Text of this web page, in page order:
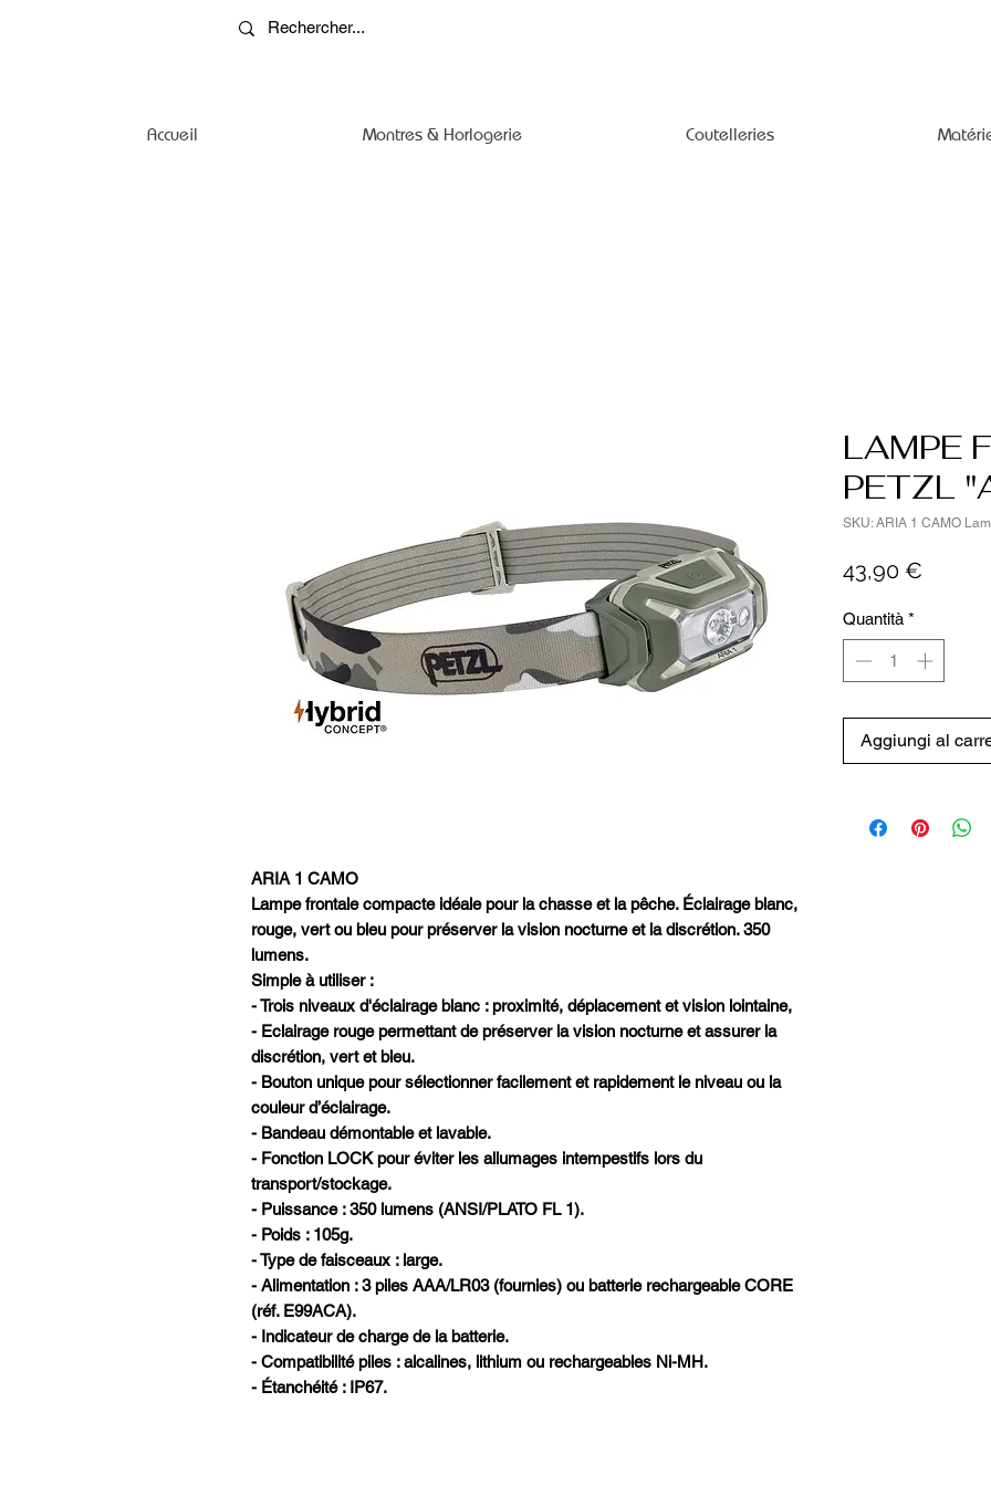
Accueil Montres & Horlogerie Coutelleries
ARIA 1 CAMO
Lampe frontale compacte idéale pour la chasse et la pêche. Éclairage blanc,
rouge, vert ou bleu pour préserver la vision nocturne et la discrétion. 350
lumens.
Simple à utiliser :
- Trois niveaux d'éclairage blanc : proximité, déplacement et vision lointaine,
- Eclairage rouge permettant de préserver la vision nocturne et assurer la
discrétion, vert et bleu.
- Bouton unique pour sélectionner facilement et rapidement le niveau ou la
couleur d’éclairage.
- Bandeau démontable et lavable.
- Fonction LOCK pour éviter les allumages intempestifs lors du
transport/stockage.
- Puissance : 350 lumens (ANSI/PLATO FL 1).
- Poids : 105g.
- Type de faisceaux : large.
- Alimentation : 3 piles AAA/LR03 (fournies) ou batterie rechargeable CORE
(réf. E99ACA).
- Indicateur de charge de la batterie.
- Compatibilité piles : alcalines, lithium ou rechargeables Ni-MH.
- Étanchéité : IP67.
LAMPE
PETZL
SKU: ARIA 1 CAMO
43,90 €
Quantità *
Aggiungi al